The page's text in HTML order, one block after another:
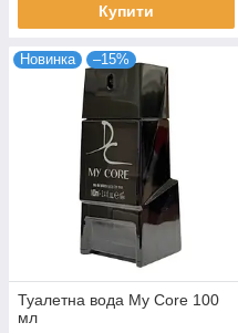
Купити
Новинка –15%
Туалетна вода My Core 100
мл